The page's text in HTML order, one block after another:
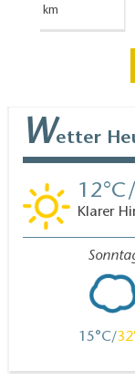
13.1km
Wetter
12
Klarer
15 32